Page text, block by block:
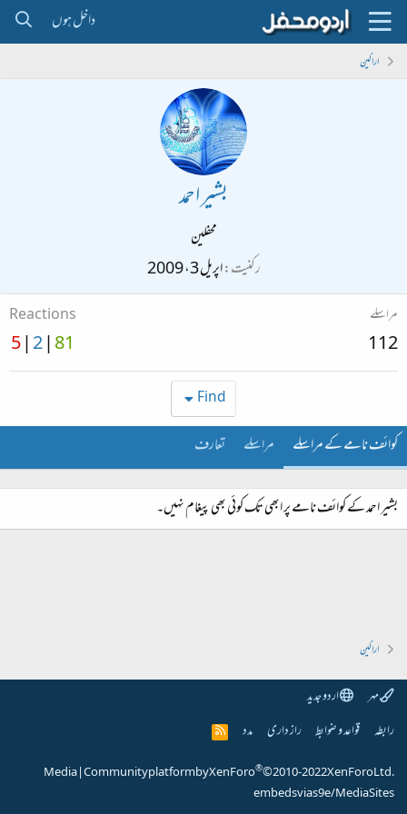
داخل ہوں
اراکین
بشیر احمد
محفلین
رکنیت اپریل 3، 2009
مراسلے
112
Reactions
81
2
5
Find
کوائف نامے کے مراسلے مراسلے تعارف
بشیر احمد کے کوائف نامے پر ابھی تک کوئی بھی پیغام نہیں۔
اراکین
مہر
اردو جدید
رابطہ قواعد و ضوابط راز داری مدد
R
S
Community platform by XenForo®© 2010-2022 XenForo Ltd.
|
Media
embeds via s9e/MediaSites